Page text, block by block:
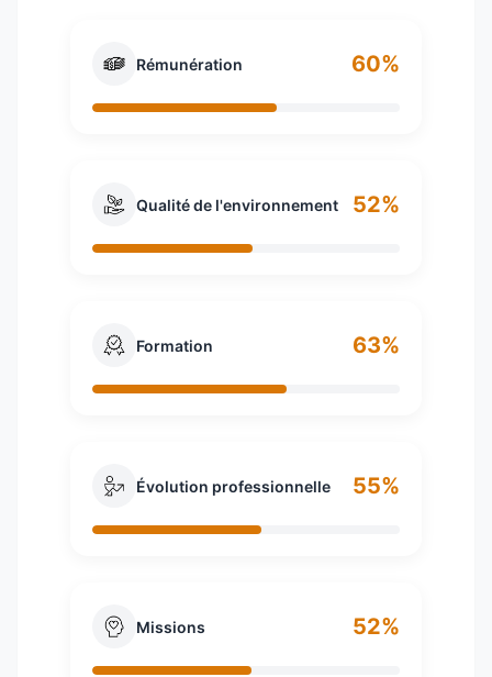
Rémunération 60%
Qualité de l'environnement 52%
Formation 63%
Évolution professionnelle 55%
Missions 52%